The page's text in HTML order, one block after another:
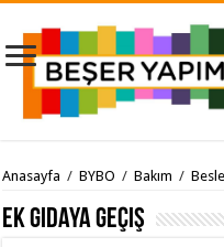
Anasayfa / BYBO / Bakım /
Ek Gıdaya Geçiş